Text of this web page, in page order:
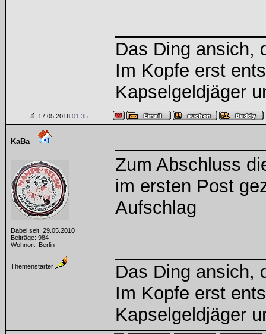
Das Ding ansich,
Im Kopfe erst
Kapselgeldjäger
17.05.2018 01:35
KaBa
Dabei seit: 29.05.2010
Beiträge: 984
Wohnort: Berlin
Themenstarter
Zum Abschluss
im ersten Post
Aufschlag
Das Ding ansich,
Im Kopfe erst
Kapselgeldjäger